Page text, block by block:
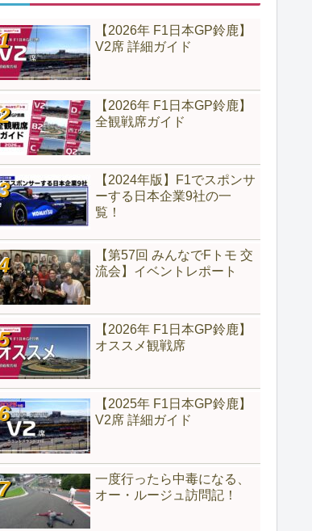
【2026年 F1日本GP鈴鹿】
V2席 詳細ガイド
【2026年 F1日本GP鈴鹿】
全観戦席ガイド
【2024年版】F1でスポンサ
ーする日本企業9社の一
覧！
【第57回 みんなでFトモ 交
流会】イベントレポート
【2026年 F1日本GP鈴鹿】
オススメ観戦席
【2025年 F1日本GP鈴鹿】
V2席 詳細ガイド
一度行ったら中毒になる、
オー・ルージュ訪問記！